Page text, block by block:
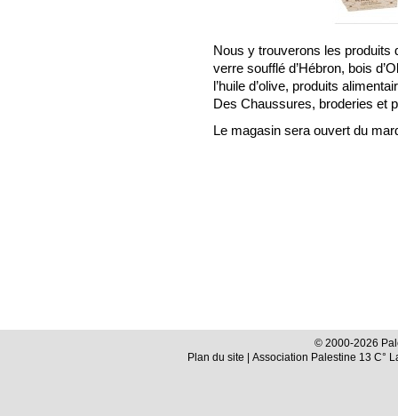
Nous y trouverons les produits
verre soufflé d’Hébron, bois
l’huile d’olive, produits
Des Chaussures, broderies et
Le magasin sera ouvert du
© 2000-2026
Plan du site | Association Palestine 13 C°